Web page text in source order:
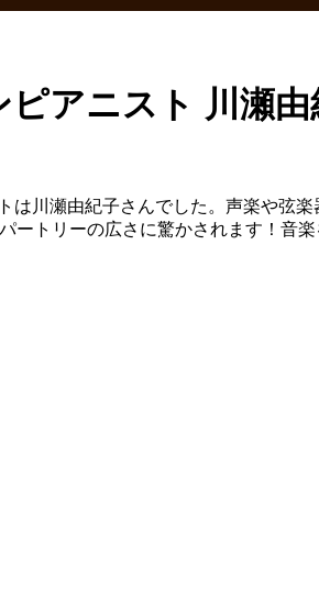
アニスト 川瀬由
川瀬由紀子さんでした。声楽や弦
ートリーの広さに驚かされます！音